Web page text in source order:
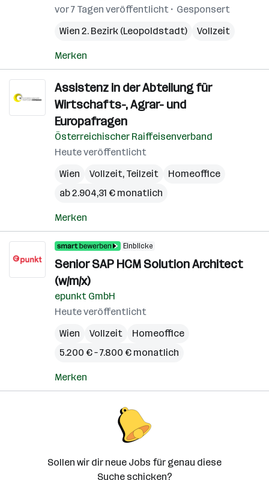
vor 7 Tagen veröffentlicht
Gesponsert
Wien 2. Bezirk (Leopoldstadt)
Vollzeit
Merken
Assistenz in der Abteilung für
Wirtschafts-, Agrar- und
Europafragen
Österreichischer Raiffeisenverband
Heute veröffentlicht
Wien
Vollzeit, Teilzeit
Homeoffice
ab 2.904,31 € monatlich
Merken
Einblicke
Senior SAP HCM Solution Architect
(w/m/x)
epunkt GmbH
Heute veröffentlicht
Wien
Vollzeit
Homeoffice
5.200 € – 7.800 € monatlich
Merken
Sollen wir dir neue Jobs für genau diese
Suche schicken?